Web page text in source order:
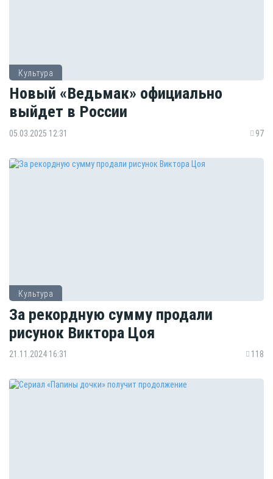
Культура
Новый «Ведьмак» официально
выйдет в России
05.03.2025 12:31 97
Культура
За рекордную сумму продали
рисунок Виктора Цоя
21.11.2024 16:31 118